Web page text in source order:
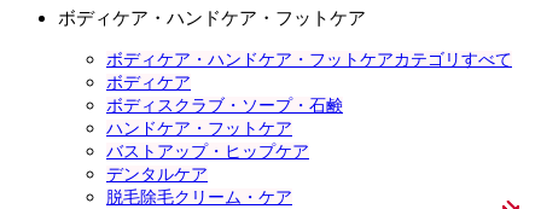
ボディケア・ハンドケア・フットケア
ボディケア・ハンドケア・フットケアカテゴリすべて
ボディケア
ボディスクラブ・ソープ・石鹸
ハンドケア・フットケア
バストアップ・ヒップケア
デンタルケア
脱毛除毛クリーム・ケア